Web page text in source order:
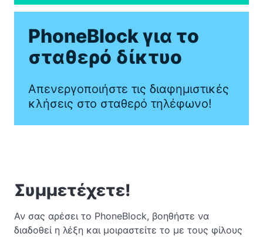
PhoneBlock για το
σταθερό δίκτυο
Απενεργοποιήστε τις διαφημιστικές
κλήσεις στο σταθερό τηλέφωνο!
Συμμετέχετε!
Αν σας αρέσει το PhoneBlock, βοηθήστε να
διαδοθεί η λέξη και μοιραστείτε το με τους φίλους